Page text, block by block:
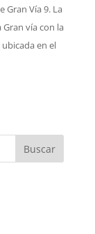
Gran Vía 9. La
vía con la
en el